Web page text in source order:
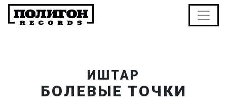
ИШТАР
БОЛЕВЫЕ ТОЧКИ